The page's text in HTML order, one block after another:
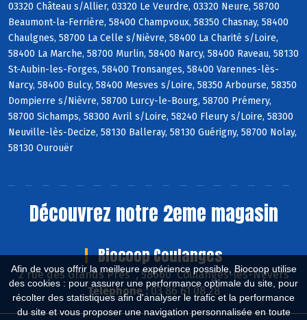
Afin de vous offrir la meilleure expérience possible, Biocoop utilise
des cookies : pour assurer une performance optimale du site, pour
récolter des statistiques afin d'analyser le trafic et la performance
du site et vous proposer une navigation personnalisée en toute
03320 Château s/Allier, 03320 Le Veurdre, 03320 Neure, 58700
Beaumont-la-Ferrière, 58400 Champvoux, 58350 Chasnay, 58400
Chaulgnes, 58700 La Celle s/Nièvre, 58400 La Charité s/Loire,
58400 La Marche, 58700 Murlin, 58400 Narcy, 58400 Raveau, 58130
St-Aubin-les-Forges, 58400 Tronsanges, 58400 Varennes-lès-
Narcy, 58400 Bulcy, 58400 Mesves s/Loire, 58350 Arbourse, 58350
Dompierre s/Nièvre, 58700 Lurcy-le-Bourg, 58700 Prémery,
58700 Sichamps, 58300 Avril s/Loire, 58240 Fleury s/Loire, 58300
Neuville-lès-Decize, 58130 Balleray, 58130 Guérigny, 58700 Nolay,
58130 Ourouër
Découvrez notre 2eme magasin
Biocoop Coulanges
2 rue des Grands Près , 58660 Coulanges-lès-Nevers
Téléphone :03 86 61 08 28